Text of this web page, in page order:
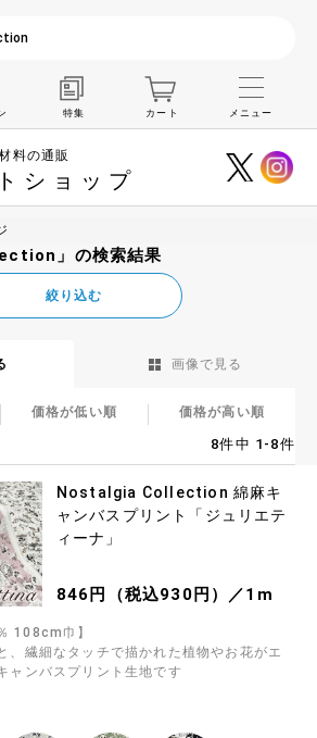
料の通販
ショップ
特集 カート メニュー
」の検索結果
画像で見る
絞り込む
価格が低い順 価格が高い順
8件中 1-8件
Nostalgia Collection 綿麻キ
ャンバスプリント「ジュリエテ
ィーナ」
846円（税込930円）／1m
108cm巾】
、繊細なタッチで描かれた植物やお花がエ
ャンバスプリント生地です